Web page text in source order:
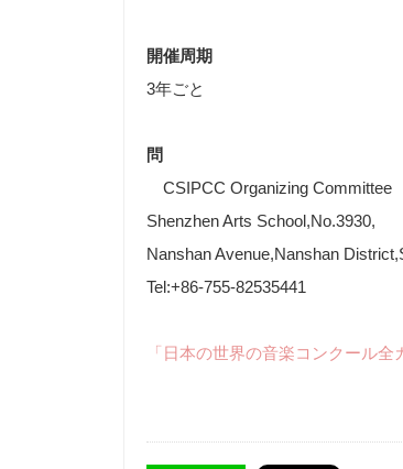
開催周期
3年ごと
問
CSIPCC Organizing Committee
Shenzhen Arts School,No.3930,
Nanshan Avenue,Nanshan
Tel:+86-755-82535441
「日本の世界の音楽コンクール